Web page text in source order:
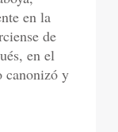
en la
de
en el
canonizó y